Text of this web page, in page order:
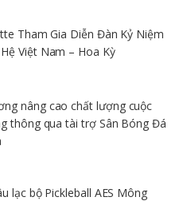
Tham Gia Diễn Đàn Kỷ Niệm
Việt Nam – Hoa Kỳ
nâng cao chất lượng cuộc
thông qua tài trợ Sân Bóng Đá
lạc bộ Pickleball AES Mông